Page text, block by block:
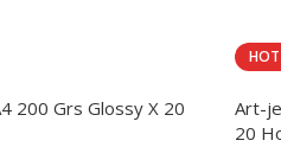
200 Grs Glossy X 20
HOT
Art-
20